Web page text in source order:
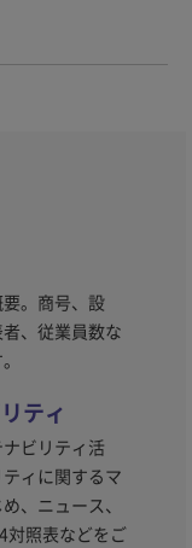
。商号、設
、従業員数な
ティ
ビリティ活
ィに関するマ
、ニュース、
対照表などをご